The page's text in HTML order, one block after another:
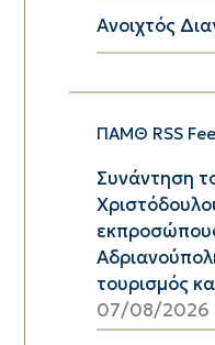
Ανοιχτός
ΠΑΜΘ RSS
Συνάντηση
τουρισμός
07/08/2026